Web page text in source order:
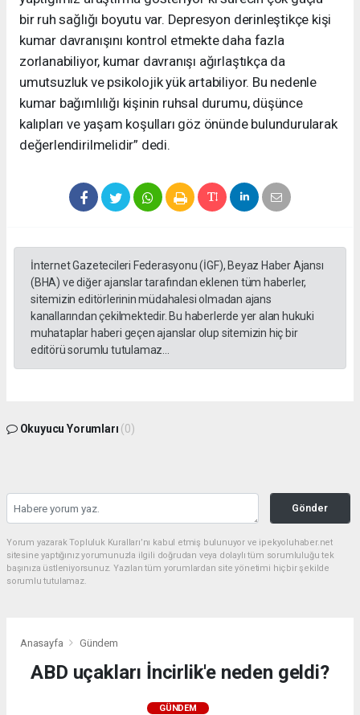
bir ruh sağlığı boyutu var. Depresyon derinleştikçe kişi
kumar davranışını kontrol etmekte daha fazla
zorlanabiliyor, kumar davranışı ağırlaştıkça da
umutsuzluk ve psikolojik yük artabiliyor. Bu nedenle
kumar bağımlılığı kişinin ruhsal durumu, düşünce
kalıpları ve yaşam koşulları göz önünde bulundurularak
değerlendirilmelidir” dedi.
İnternet Gazetecileri Federasyonu (İGF), Beyaz Haber Ajansı
(BHA) ve diğer ajanslar tarafından eklenen tüm haberler,
sitemizin editörlerinin müdahalesi olmadan ajans
kanallarından çekilmektedir. Bu haberlerde yer alan hukuki
muhataplar haberi geçen ajanslar olup sitemizin hiç bir
editörü sorumlu tutulamaz...
Okuyucu Yorumları (0)
Gönder
Yorum yazarak Topluluk Kuralları’nı kabul etmiş bulunuyor ve ipekyoluhaber.net
sitesine yaptığınız yorumunuzla ilgili doğrudan veya dolaylı tüm sorumluluğu tek
başınıza üstleniyorsunuz. Yazılan tüm yorumlardan site yönetimi hiçbir şekilde
sorumlu tutulamaz.
Anasayfa Gündem
ABD uçakları İncirlik'e neden geldi?
GÜNDEM